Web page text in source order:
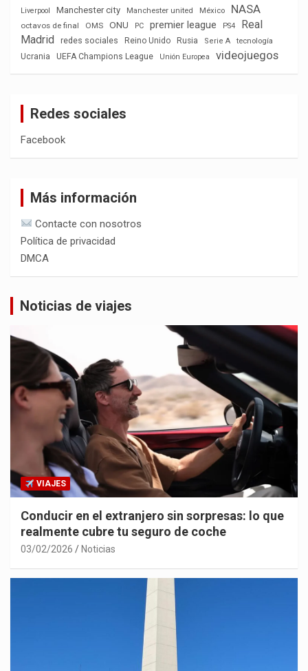
Liverpool Manchester city Manchester united México NASA
octavos de final OMS ONU PC premier league PS4
Real
Madrid
redes sociales Reino Unido Rusia Serie A
tecnología
Ucrania
UEFA Champions League Unión Europea videojuegos
Redes sociales
Facebook
Más información
Contacte con nosotros
Política de privacidad
DMCA
Noticias de viajes
VIAJES
Conducir en el extranjero sin sorpresas: lo que
realmente cubre tu seguro de coche
03/02/2026 Noticias